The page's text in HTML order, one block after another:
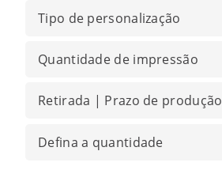
Tipo de personalização
Quantidade de impressão
Retirada | Prazo de produção
Defina a quantidade